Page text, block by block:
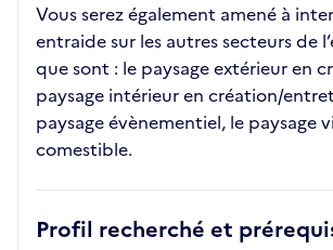
Vous serez également amené à
entraide sur les autres secteurs de
que sont : le paysage extérieur en
paysage intérieur en création/
paysage évènementiel, le paysage
comestible.
Profil recherché et